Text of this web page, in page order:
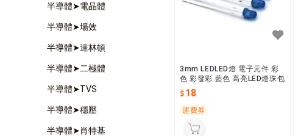
半導體➤電晶體
半導體➤場效
半導體➤達林頓
半導體➤二極體
半導體➤TVS
半導體➤穩壓
半導體➤肖特基
3mm LEDLED燈 電子元件 彩
色 彩發彩 藍色 高亮LED燈珠包
18
運費券